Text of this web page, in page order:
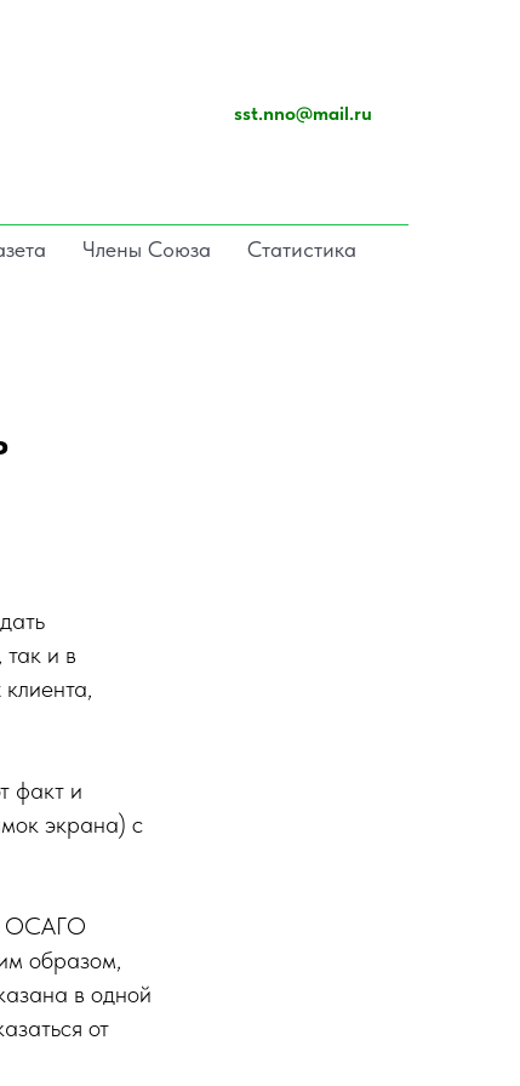
sst.nno@mail.ru
Члены Союза
Статистика
так и в
факт и
экрана) с
ОСАГО
образом,
в одной
от